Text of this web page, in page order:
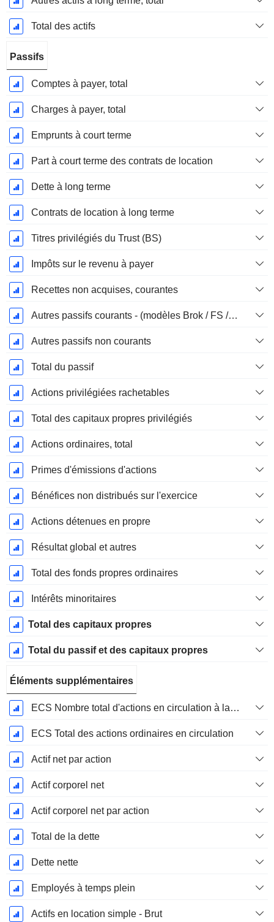
Total des actifs
Passifs
Comptes à payer, total
Charges à payer, total
Emprunts à court terme
Part à court terme des contrats de location
Dette à long terme
Contrats de location à long terme
Titres privilégiés du Trust (BS)
Impôts sur le revenu à payer
Recettes non acquises, courantes
Autres passifs courants - (modèles Brok / FS / Ins. / REIT)
Autres passifs non courants
Total du passif
Actions privilégiées rachetables
Total des capitaux propres privilégiés
Actions ordinaires, total
Primes d'émissions d'actions
Bénéfices non distribués sur l'exercice
Actions détenues en propre
Résultat global et autres
Total des fonds propres ordinaires
Intérêts minoritaires
Total des capitaux propres
Total du passif et des capitaux propres
Éléments supplémentaires
ECS Nombre total d'actions en circulation à la date de dépôt
ECS Total des actions ordinaires en circulation
Actif net par action
Actif corporel net
Actif corporel net par action
Total de la dette
Dette nette
Employés à temps plein
Actifs en location simple - Brut